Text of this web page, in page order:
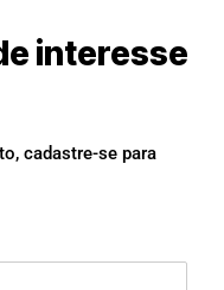
interesse
cadastre-se para